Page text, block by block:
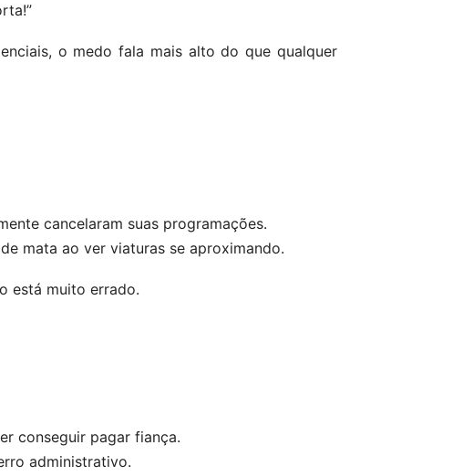
o medo fala mais alto do que qualquer
cancelaram suas programações.
mata ao ver viaturas se aproximando.
está muito errado.
conseguir pagar fiança.
administrativo.